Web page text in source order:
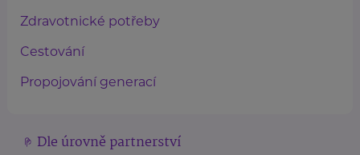
Zdravotnické potřeby
Cestování
Propojování generací
Dle úrovně partnerství